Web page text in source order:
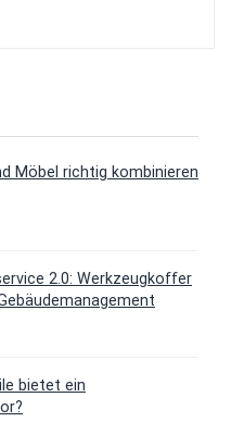
Möbel richtig kombinieren
2.0: Werkzeugkoffer
bietet ein